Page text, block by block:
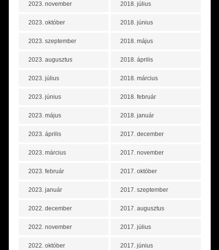
2023. november
2023. október
2023. szeptember
2023. augusztus
2023. július
2023. június
2023. május
2023. április
2023. március
2023. február
2023. január
2022. december
2022. november
2022. október
2018. július
2018. június
2018. május
2018. április
2018. március
2018. február
2018. január
2017. december
2017. november
2017. október
2017. szeptember
2017. augusztus
2017. július
2017. június